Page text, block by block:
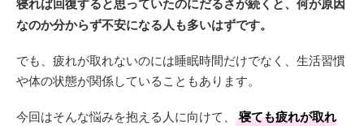
なのか分からず不安になる人も多いはずです。
でも、疲れが取れないのには睡眠時間だけでなく、生活習慣
や体の状態が関係していることもあります。
今回はそんな悩みを抱える人に向けて、
寝ても疲れが取れ